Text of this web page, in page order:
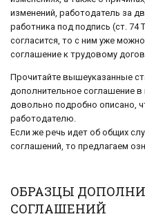
изменений, работодатель за
работника под подпись (ст.
согласится, то с ним уже
соглашение к трудовому
Прочитайте вышеуказанные
дополнительное соглашение в
довольно подробно описано,
работодателю.
Если же речь идет об общих
соглашений, то предлагаем
ОБРАЗЦЫ
СОГЛАШЕНИЙ